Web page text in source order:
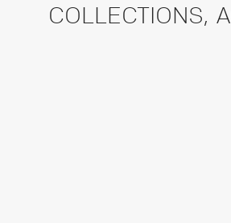
COLLECTIONS,